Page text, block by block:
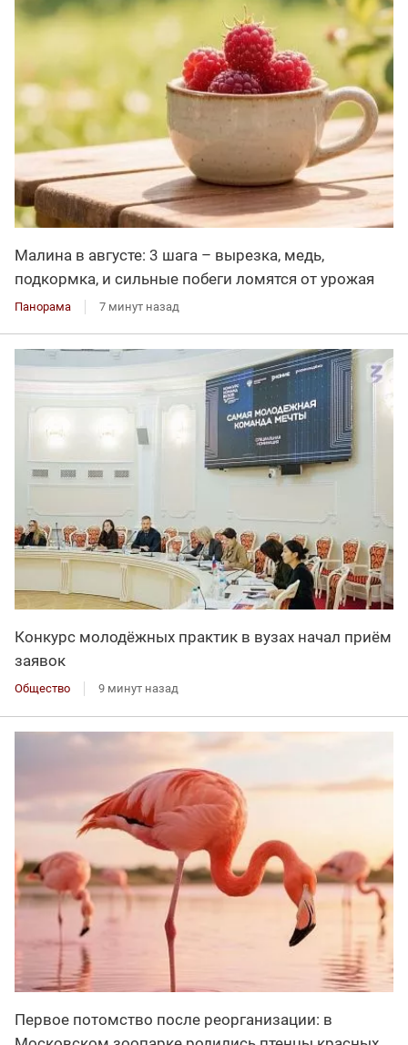
Малина в августе: 3 шага – вырезка, медь,
подкормка, и сильные побеги ломятся от урожая
Панорама 7 минут назад
Конкурс молодёжных практик в вузах начал приём
заявок
Общество 9 минут назад
Первое потомство после реорганизации: в